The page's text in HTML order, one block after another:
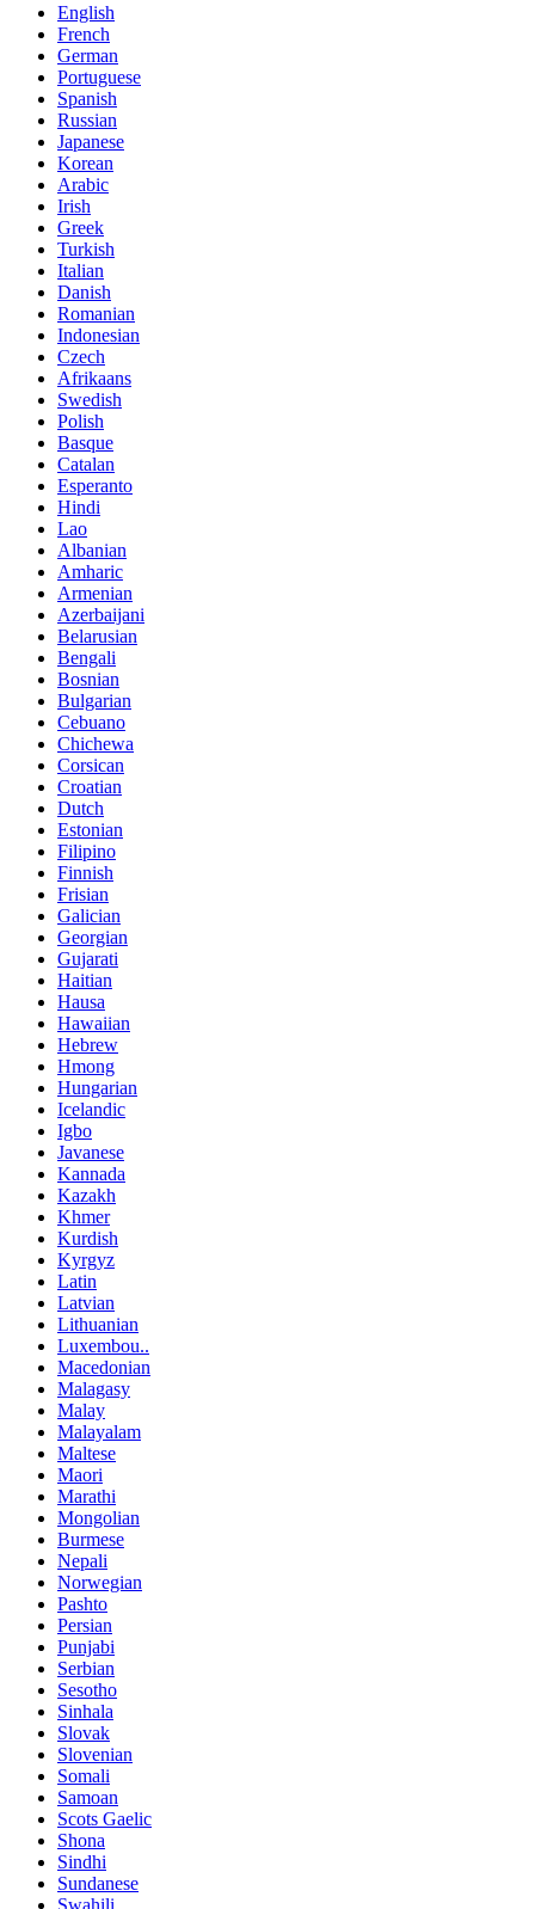
English
French
German
Portuguese
Spanish
Russian
Japanese
Korean
Arabic
Irish
Greek
Turkish
Italian
Danish
Romanian
Indonesian
Czech
Afrikaans
Swedish
Polish
Basque
Catalan
Esperanto
Hindi
Lao
Albanian
Amharic
Armenian
Azerbaijani
Belarusian
Bengali
Bosnian
Bulgarian
Cebuano
Chichewa
Corsican
Croatian
Dutch
Estonian
Filipino
Finnish
Frisian
Galician
Georgian
Gujarati
Haitian
Hausa
Hawaiian
Hebrew
Hmong
Hungarian
Icelandic
Igbo
Javanese
Kannada
Kazakh
Khmer
Kurdish
Kyrgyz
Latin
Latvian
Lithuanian
Luxembou..
Macedonian
Malagasy
Malay
Malayalam
Maltese
Maori
Marathi
Mongolian
Burmese
Nepali
Norwegian
Pashto
Persian
Punjabi
Serbian
Sesotho
Sinhala
Slovak
Slovenian
Somali
Samoan
Scots Gaelic
Shona
Sindhi
Sundanese
Swahili